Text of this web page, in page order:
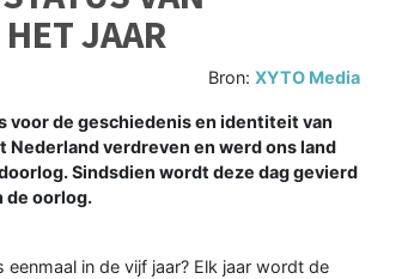
JAAR
Bron:XYTO Media
voor de geschiedenis en identiteit van
Nederland verdreven en werd ons land
Sindsdien wordt deze dag gevierd
de oorlog.
in de vijf jaar? Elk jaar wordt de